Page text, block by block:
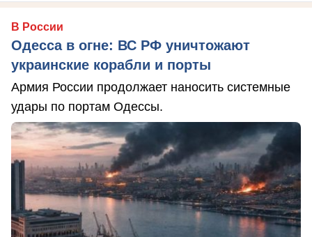
В России
Одесса в огне: ВС РФ уничтожают
украинские корабли и порты
Армия России продолжает наносить системные
удары по портам Одессы.